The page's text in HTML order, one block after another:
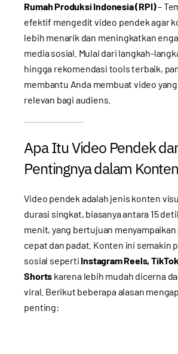
Rumah Produksi Indonesia (RPI)–
efektif mengedit video pendek agar
lebih menarik dan meningkatkan
media sosial. Mulai dari langkah-
hingga rekomendasi tools terbaik,
membantu Anda membuat video
relevan bagi audiens.
Apa Itu Video Pendek
Pentingnya dalam
Video pendek adalah jenis konten
durasi singkat, biasanya antara 15
menit, yang bertujuan
cepat dan padat. Konten ini semakin
sosial seperti Instagram Reels,
Shorts karena lebih mudah dicerna
viral. Berikut beberapa alasan
penting: